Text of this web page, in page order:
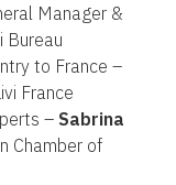
Manager &
Bureau
to France –
France
– Sabrina
Chamber of